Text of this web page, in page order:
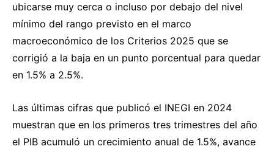
ubicarse muy cerca o incluso por debajo del nivel
mínimo del rango previsto en el marco
macroeconómico de los Criterios 2025 que se
corrigió a la baja en un punto porcentual para quedar
en 1.5% a 2.5%.
Las últimas cifras que publicó el INEGI en 2024
muestran que en los primeros tres trimestres del año
el PIB acumuló un crecimiento anual de 1.5%, avance